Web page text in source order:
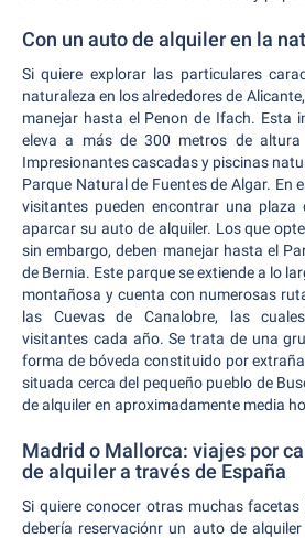
Con un auto de alquiler en la
Si quiere explorar las particulares
naturaleza en los alrededores de
manejar hasta el Penon de Ifach. Esta
eleva a más de 300 metros de altura
Impresionantes cascadas y piscinas
Parque Natural de Fuentes de Algar. En
visitantes pueden encontrar una plaza
aparcar su auto de alquiler. Los que
sin embargo, deben manejar hasta el
de Bernia. Este parque se extiende a lo
montañosa y cuenta con numerosas
las Cuevas de Canalobre, las
visitantes cada año. Se trata de una
forma de bóveda constituido por
situada cerca del pequeño pueblo de
de alquiler en aproximadamente media
Madrid o Mallorca: viajes por
de alquiler a través de España
Si quiere conocer otras muchas facetas
debería reservaciónr un auto de